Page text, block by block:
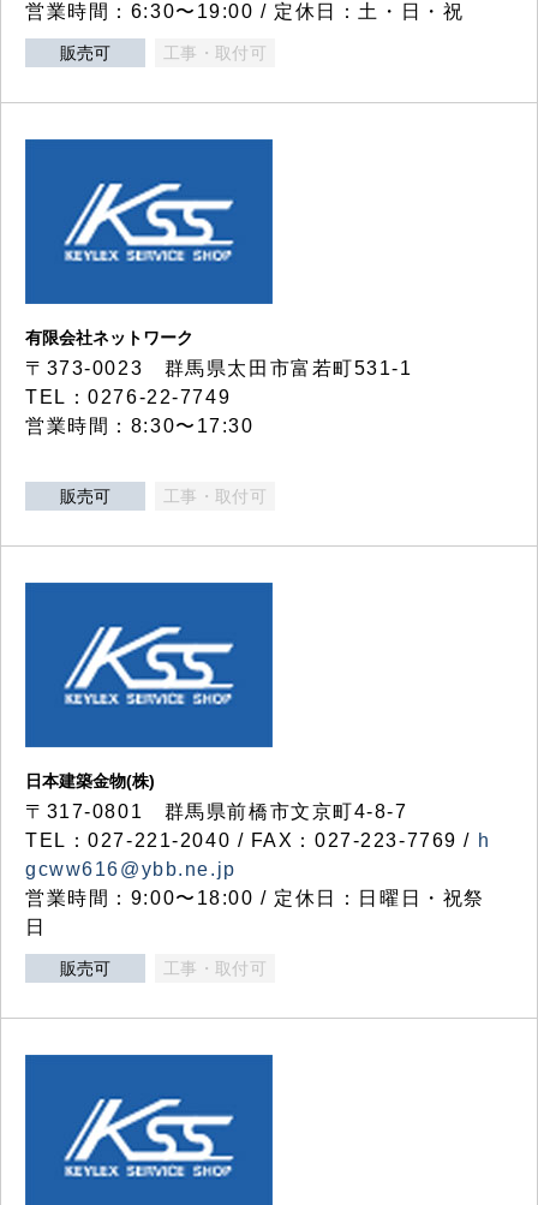
営業時間：6:30〜19:00 / 定休日：土・日・祝
販売可 工事・取付可
有限会社ネットワーク
〒373-0023 群馬県太田市富若町531-1
TEL：0276-22-7749
営業時間：8:30〜17:30
販売可 工事・取付可
日本建築金物(株)
〒317‐0801 群馬県前橋市文京町4-8-7
TEL：027-221-2040 / FAX：027-223-7769 / h
gcww616@ybb.ne.jp
営業時間：9:00〜18:00 / 定休日：日曜日・祝祭
日
販売可 工事・取付可